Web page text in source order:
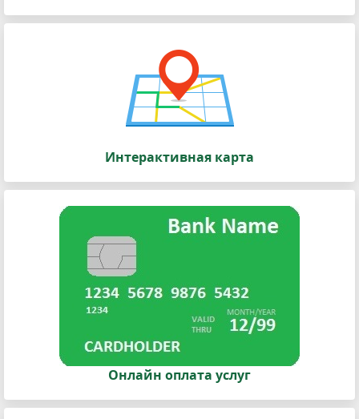
Интерактивная карта
Онлайн оплата услуг